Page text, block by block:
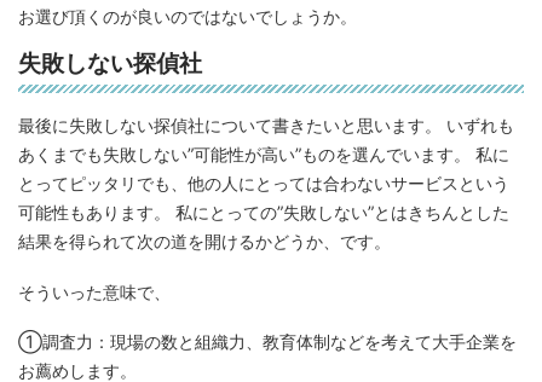
お選び頂くのが良いのではないでしょうか。
失敗しない探偵社
最後に失敗しない探偵社について書きたいと思います。 いずれも
あくまでも失敗しない”可能性が高い”ものを選んでいます。 私に
とってピッタリでも、他の人にとっては合わないサービスという
可能性もあります。 私にとっての”失敗しない”とはきちんとした
結果を得られて次の道を開けるかどうか、です。
そういった意味で、
①調査力 ：現場の数と組織力、教育体制などを考えて大手企業を
お薦めします。